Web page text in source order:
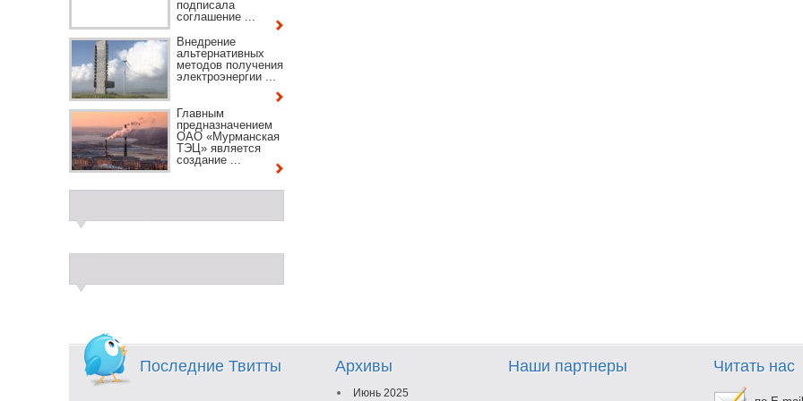
подписала
соглашение ...
Внедрение
альтернативных
методов получения
электроэнергии ...
Главным
предназначением
ОАО «Мурманская
ТЭЦ» является
создание ...
Последние Твитты Архивы
Июнь 2025
Наши партнеры Читать нас